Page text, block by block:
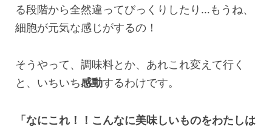
る段階から全然違ってびっくりしたり…もうね、
細胞が元気な感じがするの！
そうやって、調味料とか、あれこれ変えて行く
と、いちいち感動するわけです。
「なにこれ！！こんなに美味しいものをわたしは